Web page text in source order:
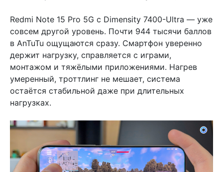
Redmi Note 15 Pro 5G с Dimensity 7400-Ultra — уже
совсем другой уровень. Почти 944 тысячи баллов
в AnTuTu ощущаются сразу. Смартфон уверенно
держит нагрузку, справляется с играми,
монтажом и тяжёлыми приложениями. Нагрев
умеренный, троттлинг не мешает, система
остаётся стабильной даже при длительных
нагрузках.